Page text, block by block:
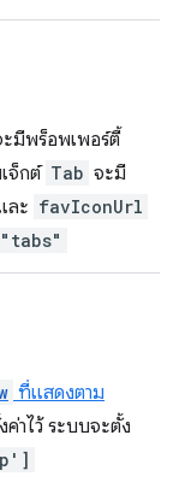
มีพร็อพเพอร์ตี้
จ็กต์ Tab จะมี
ละ favIconUrl
"tabs"
ที่แสดงตาม
ค่าไว้ ระบบจะตั้ง